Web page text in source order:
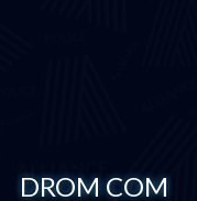
DROM COM